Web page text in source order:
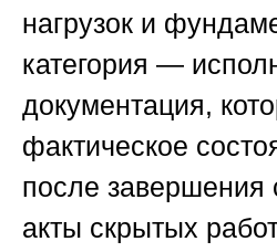
нагрузок и
категория —
документация,
фактическое
после завершения
акты скрытых